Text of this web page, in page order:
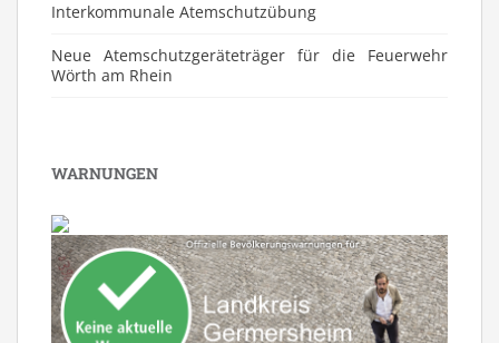
⁠Interkommunale Atemschutzübung
Neue Atemschutzgeräteträger für die Feuerwehr
Wörth am Rhein
WARNUNGEN